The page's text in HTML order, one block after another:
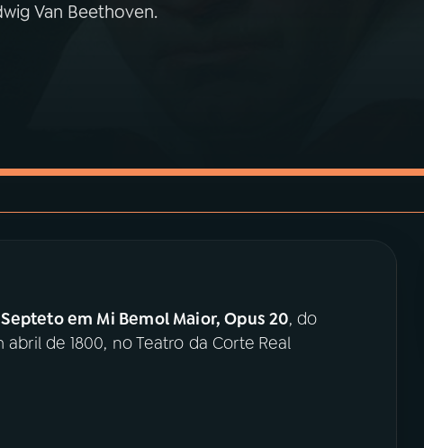
Van Beethoven.
Septeto em Mi Bemol Maior, Opus 20, do
de 1800, no Teatro da Corte Real